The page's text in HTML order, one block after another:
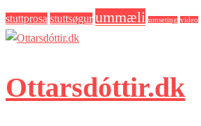
stuttprosa stuttsøgur ummæli umseting video
Ottarsdóttir.dk